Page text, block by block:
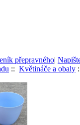
přepravného|
:: Květináče a obaly